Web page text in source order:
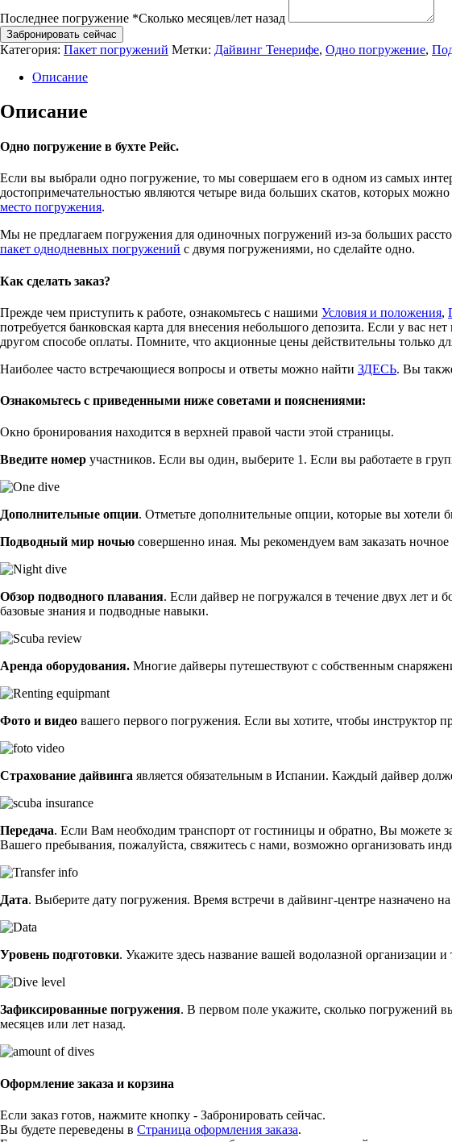
Последнее погружение *Сколько месяцев/лет назад
Забронировать сейчас
Категория: Пакет погружений Метки: Дайвинг Тенерифе, Одно погружение,
Описание
Описание
Одно погружение в бухте Рейс.
Если вы выбрали одно погружение, то мы совершаем его в одном из самых
достопримечательностью являются четыре вида больших скатов, которых
место погружения.
Мы не предлагаем погружения для одиночных погружений из-за больших
пакет однодневных погружений с двумя погружениями, но сделайте одно.
Как сделать заказ?
Прежде чем приступить к работе, ознакомьтесь с нашими Условия и положения,
потребуется банковская карта для внесения небольшого депозита. Если у вас
другом способе оплаты. Помните, что акционные цены действительны только
Наиболее часто встречающиеся вопросы и ответы можно найти ЗДЕСЬ. Вы
Ознакомьтесь с приведенными ниже советами и пояснениями:
Окно бронирования находится в верхней правой части этой страницы.
Введите номер участников. Если вы один, выберите 1. Если вы работаете в
Дополнительные опции. Отметьте дополнительные опции, которые вы хотели
Подводный мир ночью совершенно иная. Мы рекомендуем вам заказать
Обзор подводного плавания. Если дайвер не погружался в течение двух лет и
базовые знания и подводные навыки.
Аренда оборудования. Многие дайверы путешествуют с собственным
Фото и видео вашего первого погружения. Если вы хотите, чтобы инструктор
Страхование дайвинга является обязательным в Испании. Каждый дайвер
Передача. Если Вам необходим транспорт от гостиницы и обратно, Вы можете
Вашего пребывания, пожалуйста, свяжитесь с нами, возможно организовать
Дата. Выберите дату погружения. Время встречи в дайвинг-центре назначено на
Уровень подготовки. Укажите здесь название вашей водолазной
Зафиксированные погружения. В первом поле укажите, сколько погружений
месяцев или лет назад.
Оформление заказа и корзина
Если заказ готов, нажмите кнопку - Забронировать сейчас.
Вы будете переведены в Страница оформления заказа.